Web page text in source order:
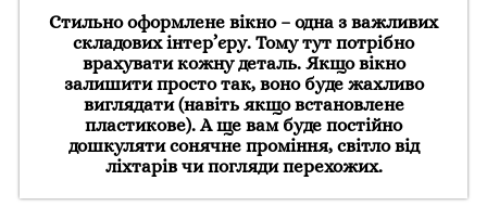
Стильно оформлене вікно – одна з важливих
складових інтер’єру. Тому тут потрібно
врахувати кожну деталь. Якщо вікно
залишити просто так, воно буде жахливо
виглядати (навіть якщо встановлене
пластикове). А ще вам буде постійно
дошкуляти сонячне проміння, світло від
ліхтарів чи погляди перехожих.